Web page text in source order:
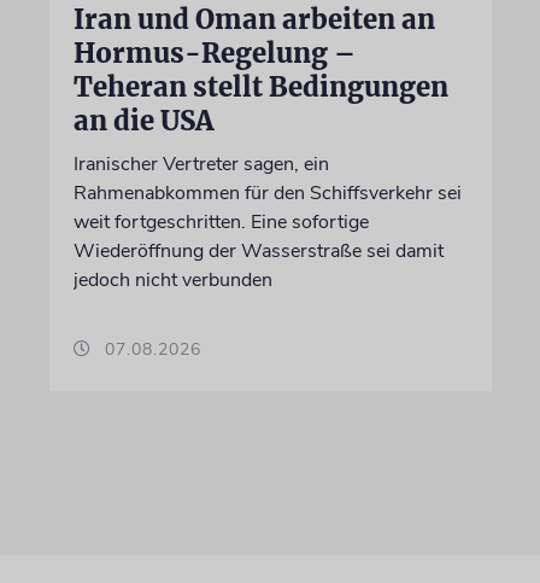
Iran und Oman arbeiten an
Hormus-Regelung –
Teheran stellt Bedingungen
an die USA
Iranischer Vertreter sagen, ein
Rahmenabkommen für den Schiffsverkehr sei
weit fortgeschritten. Eine sofortige
Wiederöffnung der Wasserstraße sei damit
jedoch nicht verbunden
07.08.2026